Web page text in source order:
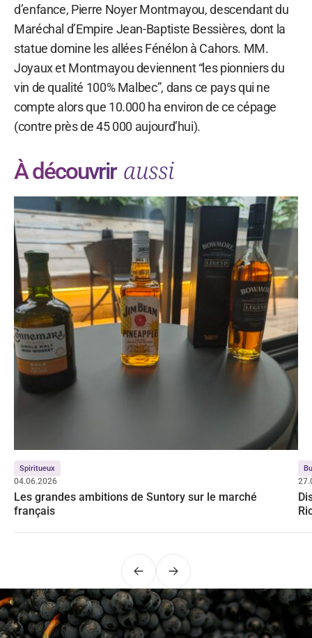
d’enfance, Pierre Noyer Montmayou, descendant du
Maréchal d’Empire Jean-Baptiste Bessières, dont la
statue domine les allées Fénélon à Cahors. MM.
Joyaux et Montmayou deviennent “les pionniers du
vin de qualité 100% Malbec”, dans ce pays qui ne
compte alors que 10.000 ha environ de ce cépage
(contre près de 45 000 aujourd’hui).
À découvrir aussi
Spiritueux
04.06.2026
Les grandes ambitions de Suntory sur le marché
français
PrécédentSuivant